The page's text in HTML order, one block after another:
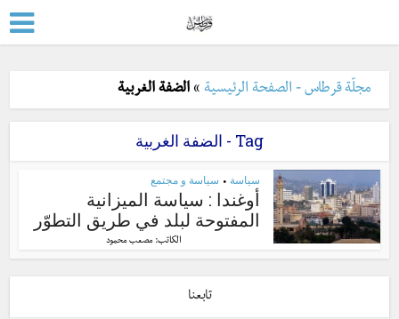
مجلّة قرطاس - الصفحة الرئيسية »الضفة الغربية
Tag - الضفة الغربية
سياسة • سياسة و مجتمع
أوغندا : سياسة الميزانية
المفتوحة لبلد في طريق التطوّر
الكاتب: مصعب محمود
تابعنا